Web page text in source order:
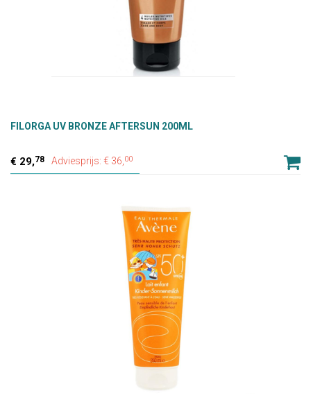
FILORGA UV BRONZE AFTERSUN 200ML
29,78 Adviesprijs: € 36, 00